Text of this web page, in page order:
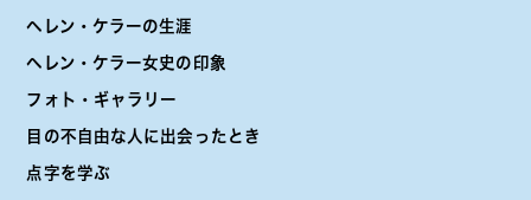
ヘレン・ケラーの生涯
ヘレン・ケラー女史の印象
フォト・ギャラリー
目の不自由な人に出会ったとき
点字を学ぶ